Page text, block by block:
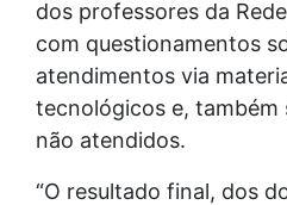
dos professores da
com questionamentos
atendimentos via
tecnológicos e, também
não atendidos.
“O resultado final, dos